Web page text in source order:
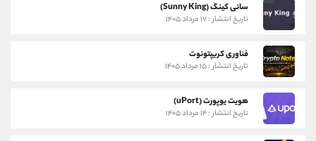
سانی کینگ (Sunny King)
تاریخ انتشار : ۱۷ مرداد ۱۴۰۵
فناوری کریپتونوت
تاریخ انتشار : ۱۵ مرداد ۱۴۰۵
هویت یوپورت (uPort)
تاریخ انتشار : ۱۴ مرداد ۱۴۰۵